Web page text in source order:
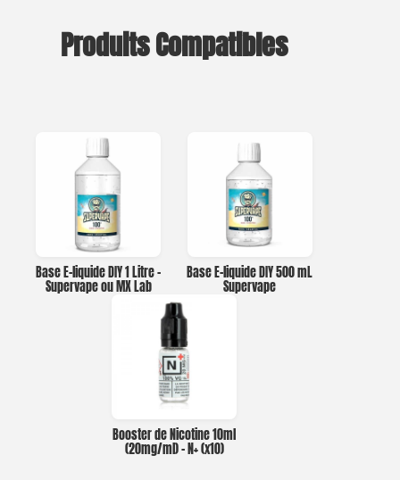
Produits Compatibles
Base E-liquide DIY 1 Litre –
Supervape ou MX Lab
Base E-liquide DIY 500 mL
Supervape
Booster de Nicotine 10ml
(20mg/ml) – N+ (x10)